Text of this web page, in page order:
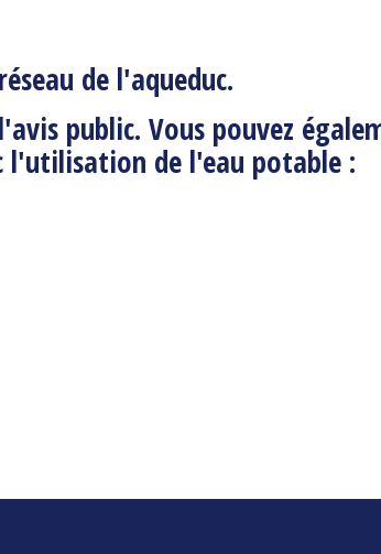
de l'aqueduc.
l'avis public. Vous pouvez
l'utilisation de l'eau potable :